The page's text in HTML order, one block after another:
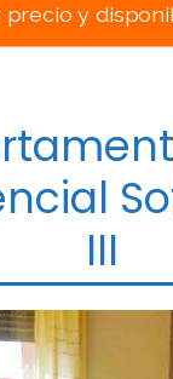
precio y
III